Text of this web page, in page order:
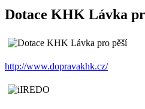
Dotace KHK Lávka
http://www.dopravakhk.cz/